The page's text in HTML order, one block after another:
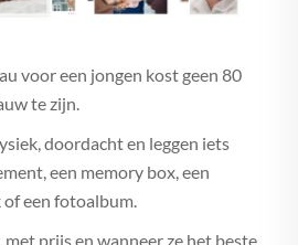
voor een jongen kost geen 80
te zijn.
doordacht en leggen iets
een memory box, een
een fotoalbum.
prijs en wanneer ze het beste